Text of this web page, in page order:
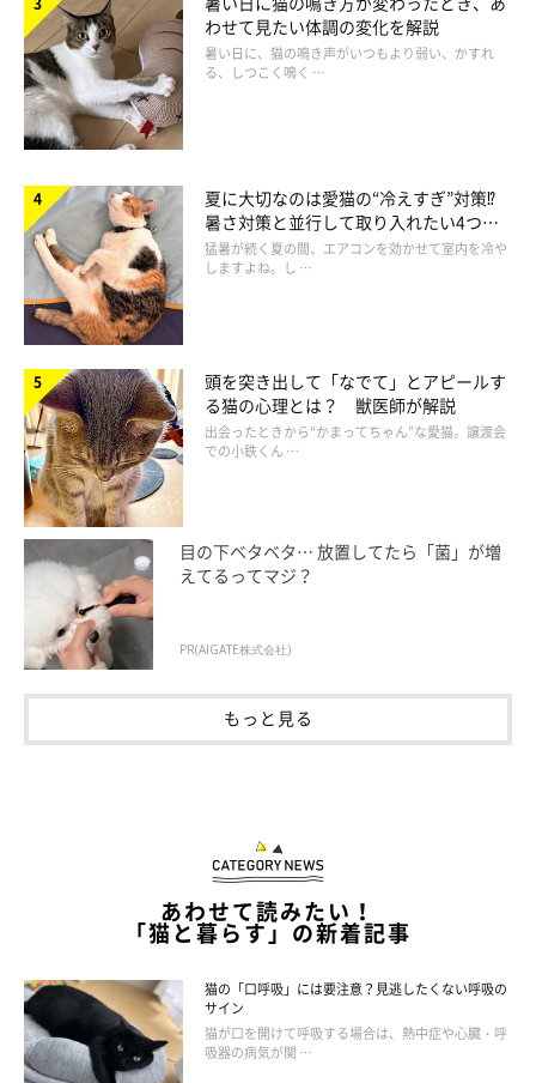
このときの2匹の気持ちは？ 獣医師に聞い
た！
@jyuFGRBQGP4Maha
「中に入りたいルビーちゃんと、入らせたくないさくらちゃんの
中に入りたい気持ちのルビーちゃんに対して、さくらちゃんはル
ビーちゃんより先に入りたかった、あるいは、ルビーちゃんの邪
わせて見たい体調の変化を解説
暑い日に、猫の鳴き声がいつもより弱い、かすれ
る、しつこく鳴く …
夏に大切なのは愛猫の“冷えすぎ”対策⁉
暑さ対策と並行して取り入れたい4つの
工夫
猛暑が続く夏の間、エアコンを効かせて室内を冷や
しますよね。し …
頭を突き出して「なでて」とアピールす
る猫の心理とは？ 獣医師が解説
出会ったときから“かまってちゃん”な愛猫。譲渡会
での小鉄くん …
目の下ベタベタ… 放置してたら「菌」が増
えてるってマジ？
PR(AIGATE株式会社)
もっと見る
あわせて読みたい！
「猫と暮らす」の新着記事
猫の「口呼吸」には要注意？見逃したくない呼吸の
サイン
猫が口を開けて呼吸する場合は、熱中症や心臓・呼
吸器の病気が関 …